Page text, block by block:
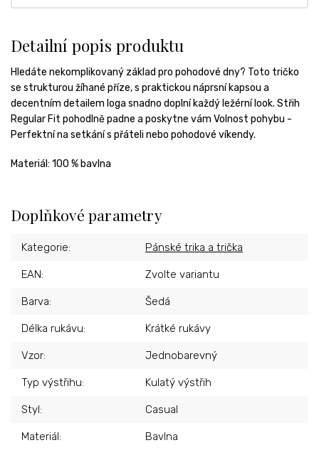
Detailní popis produktu
Hledáte nekomplikovaný základ pro pohodové dny? Toto tričko
se strukturou žíhané příze, s praktickou náprsní kapsou a
decentním detailem loga snadno doplní každý ležérní look. Střih
Regular Fit pohodlně padne a poskytne vám Volnost pohybu -
Perfektní na setkání s přáteli nebo pohodové víkendy.
Materiál: 100 % bavlna
Doplňkové parametry
Kategorie: Pánské trika a trička
EAN: Zvolte variantu
Barva: Šedá
Délka rukávu: Krátké rukávy
Vzor: Jednobarevný
Typ výstřihu: Kulatý výstřih
Styl: Casual
Materiál: Bavlna